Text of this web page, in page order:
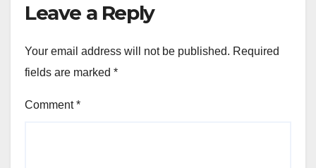
Leave a Reply
Your email address will not be published. Required
fields are marked *
Comment*